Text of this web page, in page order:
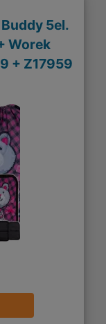
5el.
Worek
+ Z17959